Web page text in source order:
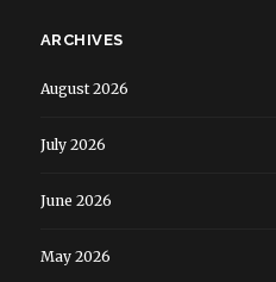
ARCHIVES
August 2026
July 2026
June 2026
May 2026